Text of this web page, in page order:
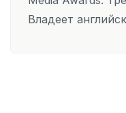
Владеет